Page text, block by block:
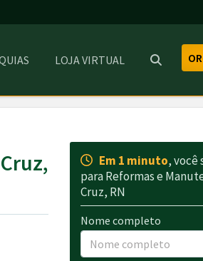
LOJA VIRTUAL
Em 1 minuto, você
para Reformas e
Cruz, RN
Nome completo